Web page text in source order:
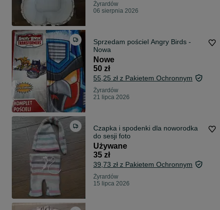
Żyrardów
06 sierpnia 2026
Sprzedam pościel Angry Birds -
Nowa
Nowe
50 zł
55,25 zł z Pakietem Ochronnym
Żyrardów
21 lipca 2026
Czapka i spodenki dla noworodka
do sesji foto
Używane
35 zł
39,73 zł z Pakietem Ochronnym
Żyrardów
15 lipca 2026